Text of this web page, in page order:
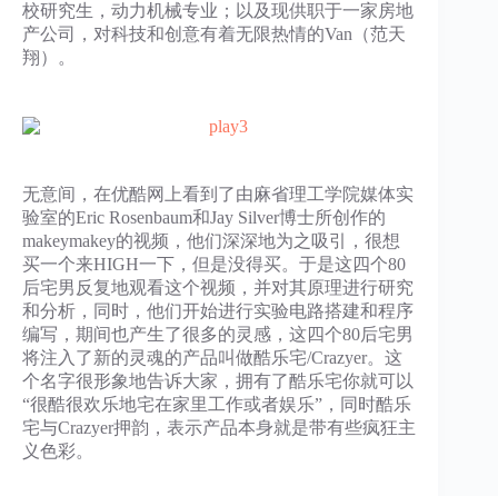
校研究生，动力机械专业；以及现供职于一家房地
产公司，对科技和创意有着无限热情的Van（范天
翔）。
无意间，在优酷网上看到了由麻省理工学院媒体实
验室的Eric Rosenbaum和Jay Silver博士所创作的
makeymakey的视频，他们深深地为之吸引，很想
买一个来HIGH一下，但是没得买。于是这四个80
后宅男反复地观看这个视频，并对其原理进行研究
和分析，同时，他们开始进行实验电路搭建和程序
编写，期间也产生了很多的灵感，这四个80后宅男
将注入了新的灵魂的产品叫做酷乐宅/Crazyer。这
个名字很形象地告诉大家，拥有了酷乐宅你就可以
“很酷很欢乐地宅在家里工作或者娱乐”，同时酷乐
宅与Crazyer押韵，表示产品本身就是带有些疯狂主
义色彩。